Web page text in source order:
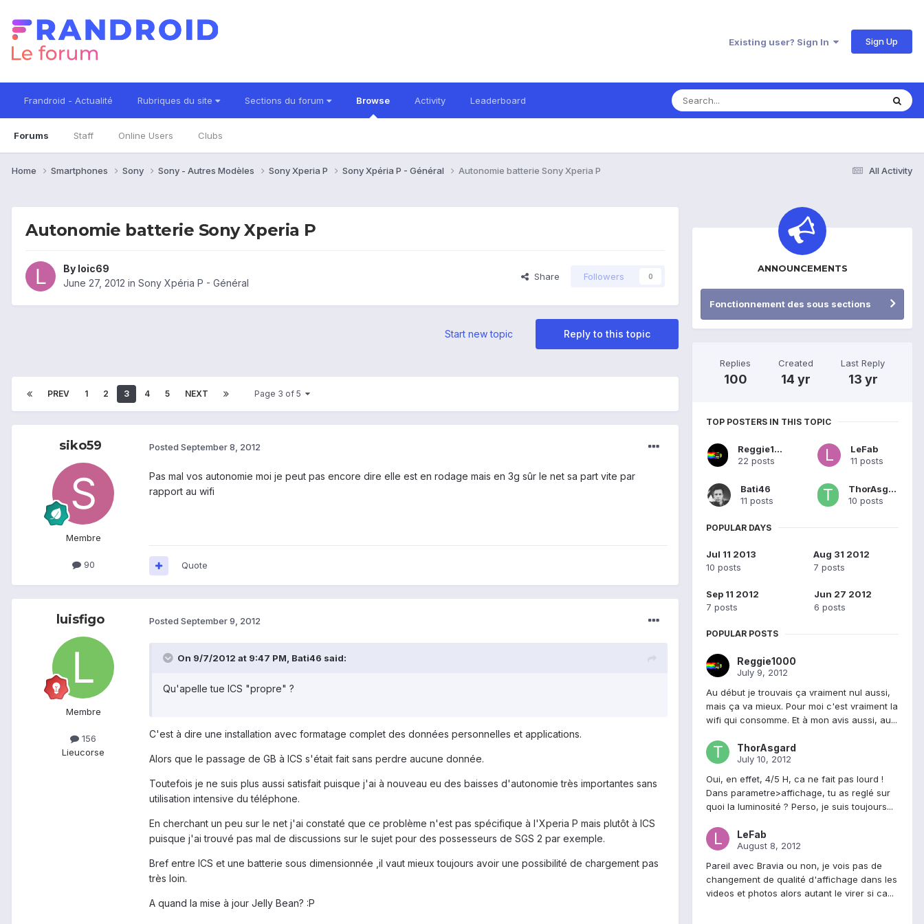
Existing user? Sign In Sign Up
Frandroid - Actualité Rubriques du site Sections du forum Browse
Forums Staff Online Users Clubs
Activity Leaderboard
All Activity
Home Smartphones Sony Sony - Autres Modèles Sony Xperia P Sony Xpéria P - Général Autonomie batterie Sony Xperia P
Autonomie batterie Sony Xperia P
By loic69
June 27, 2012 in Sony Xpéria P - Général
Share Followers 0
Reply to this topic
Start new topic
PREV 1 2 3 4 5 NEXT Page 3 of 5
siko59
Membre
90
Posted September 8, 2012
Pas mal vos autonomie moi je peut pas encore dire elle est en rodage mais en 3g sûr le net sa part vite par
rapport au wifi
Quote
luisfigo
Membre
156
Lieucorse
Posted September 9, 2012
On 9/7/2012 at 9:47 PM, Bati46 said:
Qu'apelle tue ICS "propre" ?
C'est à dire une installation avec formatage complet des données personnelles et applications.
Alors que le passage de GB à ICS s'était fait sans perdre aucune donnée.
Toutefois je ne suis plus aussi satisfait puisque j'ai à nouveau eu des baisses d'autonomie très importantes sans
utilisation intensive du téléphone.
En cherchant un peu sur le net j'ai constaté que ce problème n'est pas spécifique à l'Xperia P mais plutôt à ICS
puisque j'ai trouvé pas mal de discussions sur le sujet pour des possesseurs de SGS 2 par exemple.
Bref entre ICS et une batterie sous dimensionnée ,il vaut mieux toujours avoir une possibilité de chargement pas
très loin.
A quand la mise à jour Jelly Bean? :P
ANNOUNCEMENTS
Fonctionnement des sous sections
Replies
100
Created
14 yr
Last Reply
13 yr
TOP POSTERS IN THIS TOPIC
Reggie1000
22 posts
LeFab
11 posts
Bati46
11 posts
ThorAsgard
10 posts
POPULAR DAYS
Jul 11 2013
10 posts
Aug 31 2012
7 posts
Sep 11 2012
7 posts
Jun 27 2012
6 posts
POPULAR POSTS
Reggie1000
July 9, 2012
Au début je trouvais ça vraiment nul aussi,
mais ça va mieux. Pour moi c'est vraiment la
wifi qui consomme. Et à mon avis aussi, au...
ThorAsgard
July 10, 2012
Oui, en effet, 4/5 H, ca ne fait pas lourd !
Dans parametre>affichage, tu as reglé sur
quoi la luminosité ? Perso, je suis toujours...
LeFab
August 8, 2012
Pareil avec Bravia ou non, je vois pas de
changement de qualité d'affichage dans les
videos et photos alors autant le virer si ca...